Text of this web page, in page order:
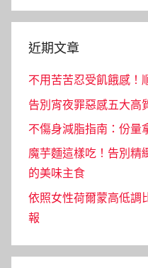
近期文章
不用苦苦忍受飢餓感！
告別宵夜罪惡感五大高
不傷身減脂指南：份量
魔芋麵這樣吃！告別精
的美味主食
依照女性荷爾蒙高低調
報